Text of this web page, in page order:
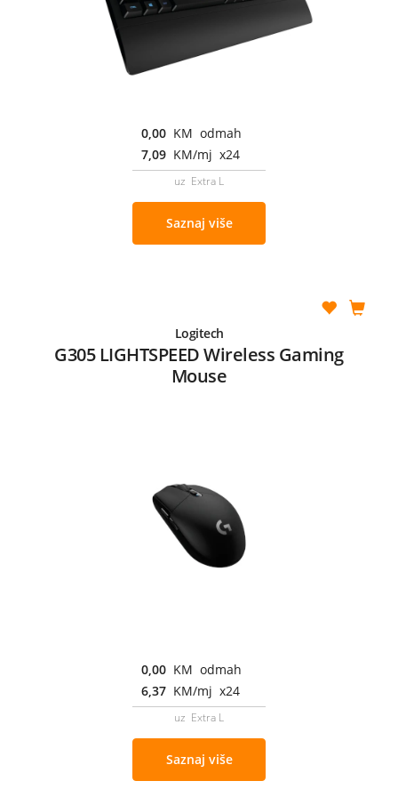
0,00 KM odmah
7,09 KM/mj x24
uz Extra L
Saznaj više
Logitech
G305 LIGHTSPEED Wireless Gaming
Mouse
0,00 KM odmah
6,37 KM/mj x24
uz Extra L
Saznaj više